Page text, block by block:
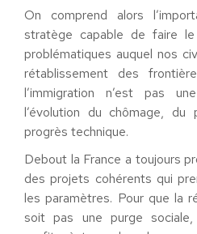
On comprend alors
stratège capable de faire
problématiques auquel nos
rétablissement des
l’immigration n’est pas
l’évolution du chômage, du
progrès technique.
Debout la France a toujours
des projets cohérents qui
les paramètres. Pour que la
soit pas une purge